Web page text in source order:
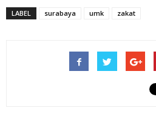
LABEL surabaya umk zakat